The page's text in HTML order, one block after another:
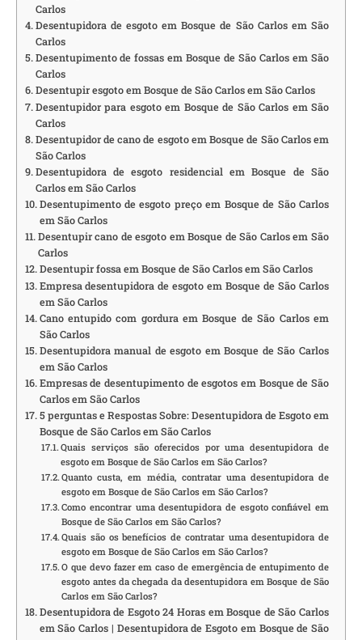
Carlos
Desentupidora de esgoto em Bosque de São Carlos em São
Carlos
Desentupimento de fossas em Bosque de São Carlos em São
Carlos
Desentupir esgoto em Bosque de São Carlos em São Carlos
Desentupidor para esgoto em Bosque de São Carlos em São
Carlos
Desentupidor de cano de esgoto em Bosque de São Carlos em
São Carlos
Desentupidora de esgoto residencial em Bosque de São
Carlos em São Carlos
Desentupimento de esgoto preço em Bosque de São Carlos
em São Carlos
Desentupir cano de esgoto em Bosque de São Carlos em São
Carlos
Desentupir fossa em Bosque de São Carlos em São Carlos
Empresa desentupidora de esgoto em Bosque de São Carlos
em São Carlos
Cano entupido com gordura em Bosque de São Carlos em
São Carlos
Desentupidora manual de esgoto em Bosque de São Carlos
em São Carlos
Empresas de desentupimento de esgotos em Bosque de São
Carlos em São Carlos
5 perguntas e Respostas Sobre: Desentupidora de Esgoto em
Bosque de São Carlos em São Carlos
Quais serviços são oferecidos por uma desentupidora de
esgoto em Bosque de São Carlos em São Carlos?
Quanto custa, em média, contratar uma desentupidora de
esgoto em Bosque de São Carlos em São Carlos?
Como encontrar uma desentupidora de esgoto confiável em
Bosque de São Carlos em São Carlos?
Quais são os benefícios de contratar uma desentupidora de
esgoto em Bosque de São Carlos em São Carlos?
O que devo fazer em caso de emergência de entupimento de
esgoto antes da chegada da desentupidora em Bosque de São
Carlos em São Carlos?
Desentupidora de Esgoto 24 Horas em Bosque de São Carlos
em São Carlos | Desentupidora de Esgoto em Bosque de São